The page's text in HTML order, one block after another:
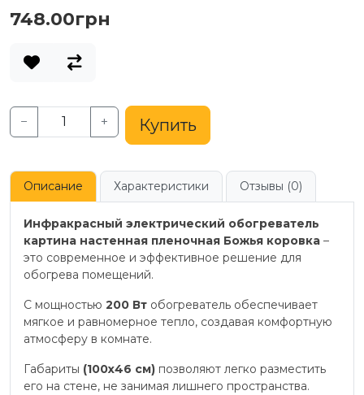
748.00грн
− + Купить
Описание Характеристики Отзывы (0)
Инфракрасный электрический обогреватель
картина настенная пленочная Божья коровка –
это современное и эффективное решение для
обогрева помещений.
С мощностью 200 Вт обогреватель обеспечивает
мягкое и равномерное тепло, создавая комфортную
атмосферу в комнате.
Габариты (100х46 см) позволяют легко разместить
его на стене, не занимая лишнего пространства.